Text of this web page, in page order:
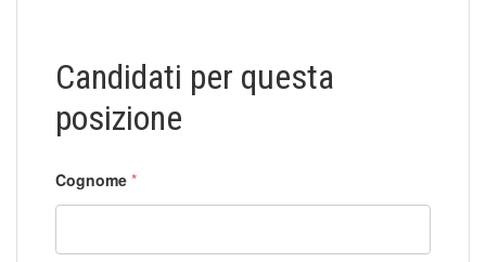
Candidati per questa
posizione
Cognome *